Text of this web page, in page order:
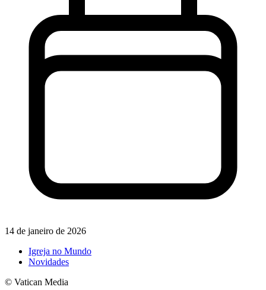
14 de janeiro de 2026
Igreja no Mundo
Novidades
© Vatican Media